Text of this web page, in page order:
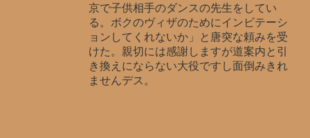
京で子供相手のダンスの先生をしてい
る。ボクのヴィザのためにインビテーシ
ョンしてくれないか」と唐突な頼みを受
けた。親切には感謝しますが道案内と引
き換えにならない大役ですし面倒みきれ
ませんデス。